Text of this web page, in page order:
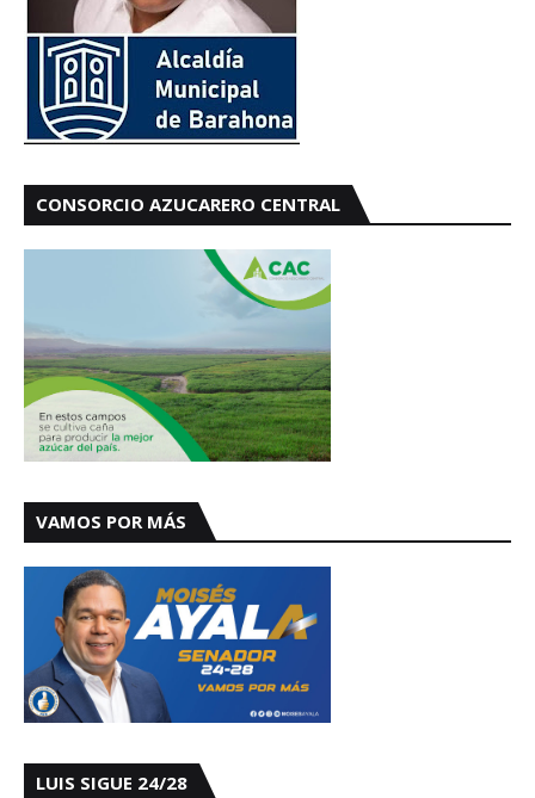
CONSORCIO AZUCARERO CENTRAL
VAMOS POR MÁS
LUIS SIGUE 24/28